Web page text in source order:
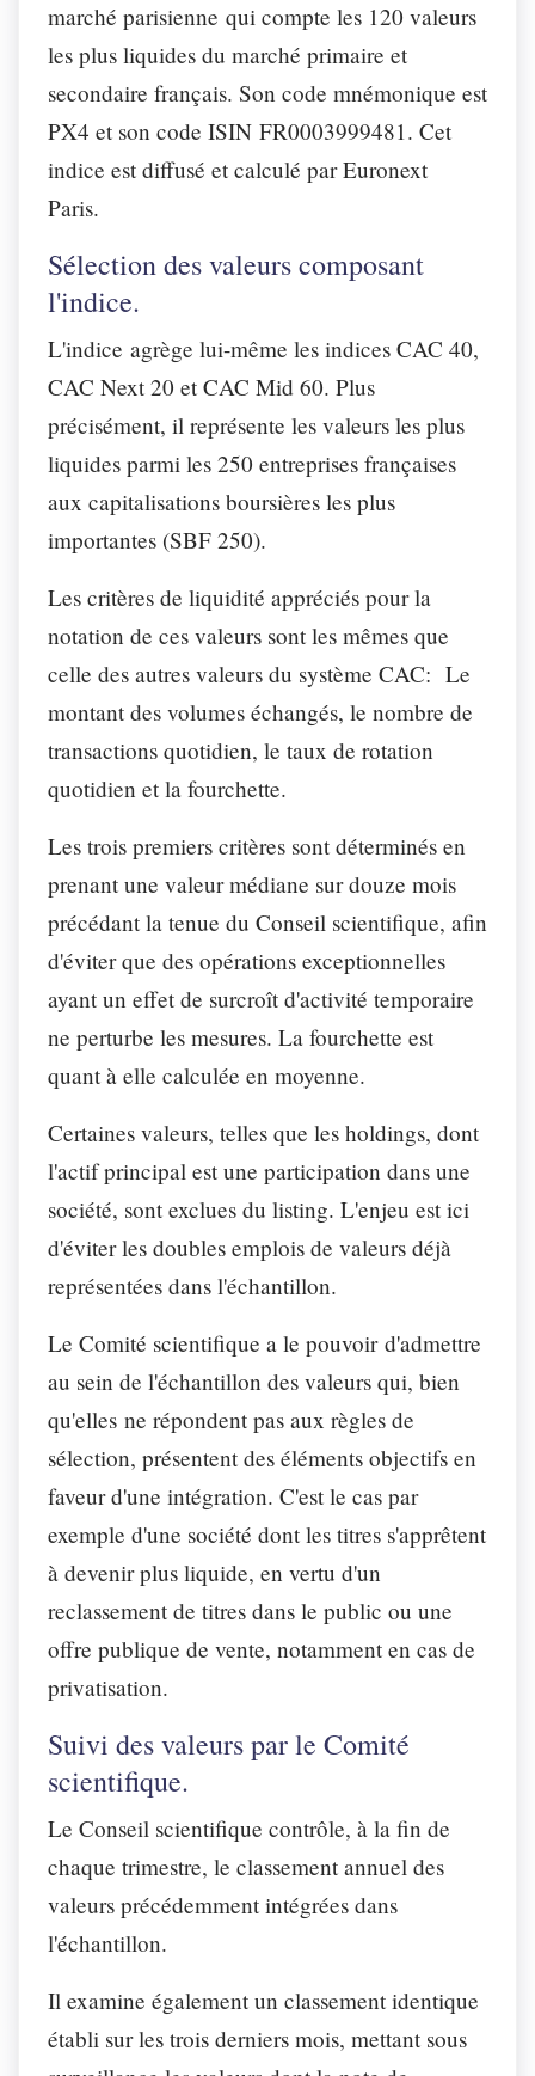
marché parisienne qui compte les 120 valeurs
les plus liquides du marché primaire et
secondaire français. Son code mnémonique est
PX4 et son code ISIN FR0003999481. Cet
indice est diffusé et calculé par Euronext
Paris.
Sélection des valeurs composant
l'indice.
L'indice agrège lui-même les indices CAC 40,
CAC Next 20 et CAC Mid 60. Plus
précisément, il représente les valeurs les plus
liquides parmi les 250 entreprises françaises
aux capitalisations boursières les plus
importantes (SBF 250).
Les critères de liquidité appréciés pour la
notation de ces valeurs sont les mêmes que
celle des autres valeurs du système CAC: Le
montant des volumes échangés, le nombre de
transactions quotidien, le taux de rotation
quotidien et la fourchette.
Les trois premiers critères sont déterminés en
prenant une valeur médiane sur douze mois
précédant la tenue du Conseil scientifique, afin
d'éviter que des opérations exceptionnelles
ayant un effet de surcroît d'activité temporaire
ne perturbe les mesures. La fourchette est
quant à elle calculée en moyenne.
Certaines valeurs, telles que les holdings, dont
l'actif principal est une participation dans une
société, sont exclues du listing. L'enjeu est ici
d'éviter les doubles emplois de valeurs déjà
représentées dans l'échantillon.
Le Comité scientifique a le pouvoir d'admettre
au sein de l'échantillon des valeurs qui, bien
qu'elles ne répondent pas aux règles de
sélection, présentent des éléments objectifs en
faveur d'une intégration. C'est le cas par
exemple d'une société dont les titres s'apprêtent
à devenir plus liquide, en vertu d'un
reclassement de titres dans le public ou une
offre publique de vente, notamment en cas de
privatisation.
Suivi des valeurs par le Comité
scientifique.
Le Conseil scientifique contrôle, à la fin de
chaque trimestre, le classement annuel des
valeurs précédemment intégrées dans
l'échantillon.
Il examine également un classement identique
établi sur les trois derniers mois, mettant sous